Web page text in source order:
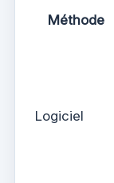
Méthode
Logiciel